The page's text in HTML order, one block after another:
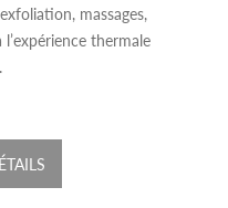
massages,
thermale